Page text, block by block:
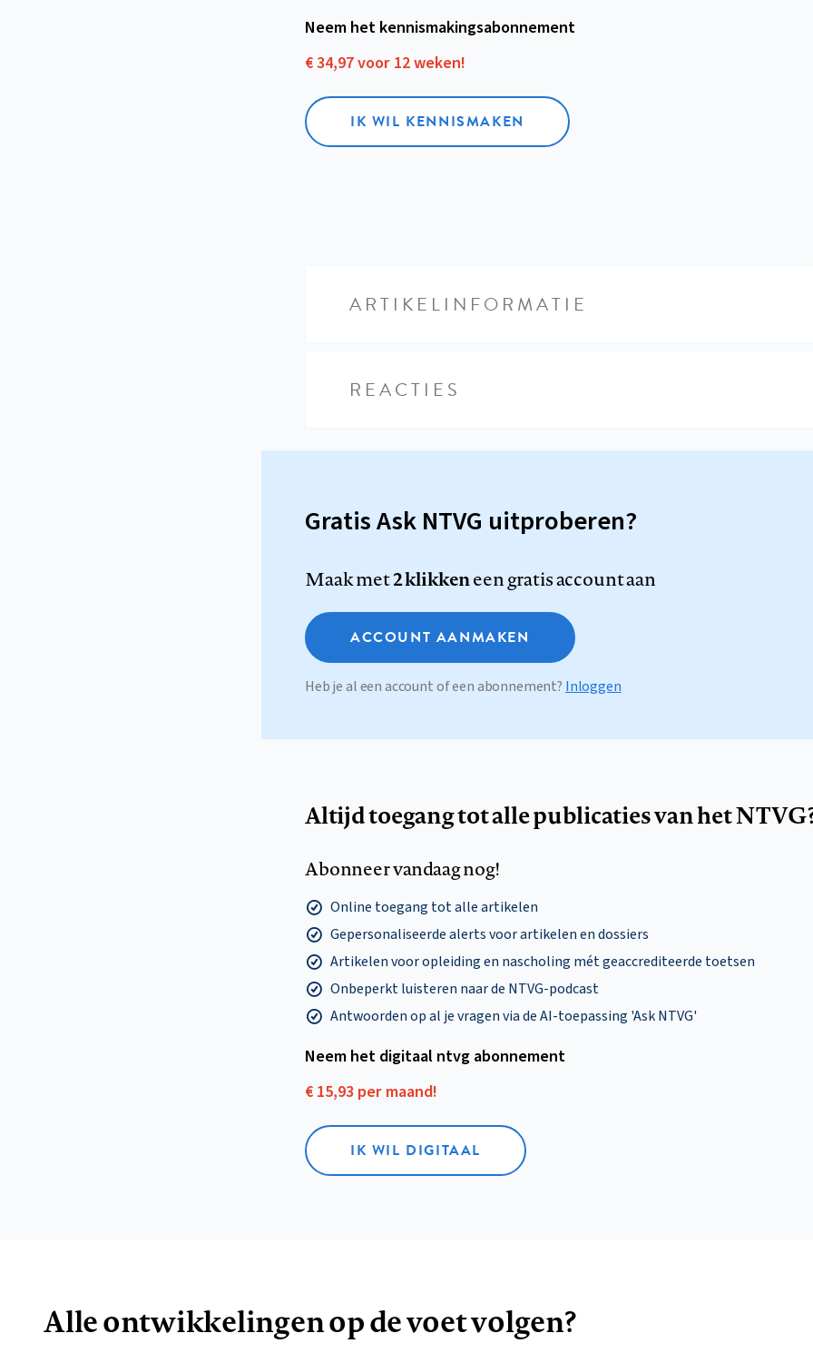
Neem het kennismakings­abonnement
€ 34,97 voor 12 weken!
IK WIL KENNISMAKEN
ARTIKELINFORMATIE
REACTIES
Gratis Ask NTVG uitproberen?
Maak met2 klikkeneen gratis account aan
ACCOUNT AANMAKEN
Heb je al een account of een abonnement? Inloggen
Altijd toegang tot alle publicaties van het
Abonneer vandaag nog!
Online toegang tot alle artikelen
Gepersonaliseerde alerts voor artikelen en dossiers
Artikelen voor opleiding en nascholing mét geaccrediteerde toetsen
Onbeperkt luisteren naar de NTVG-podcast
Antwoorden op al je vragen via de AI-toepassing 'Ask NTVG'
Neem het digitaal ntvg abonnement
€ 15,93 per maand!
IK WIL DIGITAAL
Alle ontwikkelingen op de voet volgen?